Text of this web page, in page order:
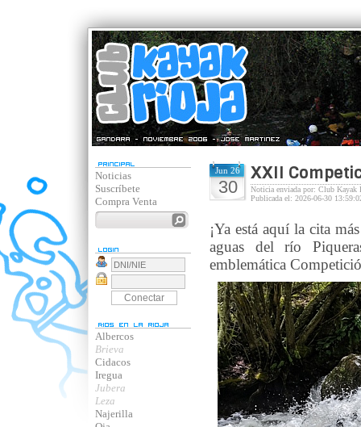
Noticias
Suscríbete
Compra Venta
Albercos
Brieva
Cidacos
Iregua
Jubera
Leza
Najerilla
Jun 26
30
XXII
Noticia enviada por: Club Kayak
Publicada el: 2026-06-30
¡Ya está aquí la cita
aguas del río
emblemática